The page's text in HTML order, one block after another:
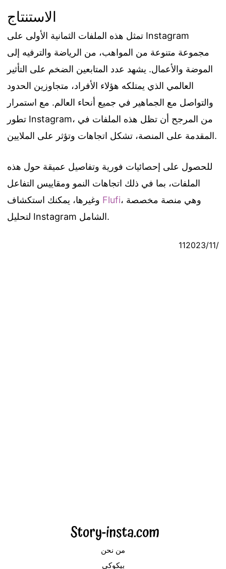
الاستنتاج
تمثل هذه الملفات الثمانية الأولى على Instagram
مجموعة متنوعة من المواهب، من الرياضة والترفيه إلى
الموضة والأعمال. يشهد عدد المتابعين الضخم على التأثير
العالمي الذي يمتلكه هؤلاء الأفراد، متجاوزين الحدود
والتواصل مع الجماهير في جميع أنحاء العالم. مع استمرار
تطور Instagram، من المرجح أن تظل هذه الملفات في
المقدمة على المنصة، تشكل اتجاهات وتؤثر على الملايين.
للحصول على إحصائيات فورية وتفاصيل عميقة حول هذه
الملفات، بما في ذلك اتجاهات النمو ومقاييس التفاعل
Flufi، وهي منصة مخصصة
لتحليل Instagram الشامل.
11‏/11‏/2023
من نحن
بيكوكي